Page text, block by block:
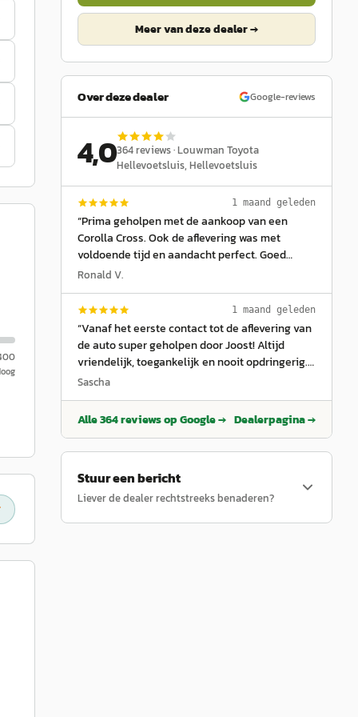
Meer van deze dealer →
Over deze dealer Google-reviews
4,0364reviews ·Louwman Toyota
Hellevoetsluis, Hellevoetsluis
1 maand geleden
“Prima geholpen met de aankoop van een
Corolla Cross. Ook de aflevering was met
voldoende tijd en aandacht perfect. Goed
gedaan Joost!
Ronald V.
1 maand geleden
“Vanaf het eerste contact tot de aflevering van
de auto super geholpen door Joost! Altijd
vriendelijk, toegankelijk en nooit opdringerig.
Ontzettend blij met mijn nieuwe auto en de
Sascha
Alle364reviews op Google → Dealerpagina →
Stuur een bericht
Liever de dealer rechtstreeks benaderen?